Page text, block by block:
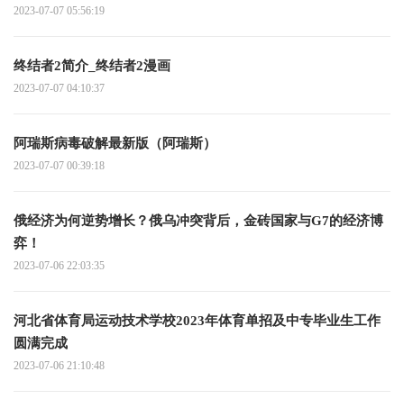
2023-07-07 05:56:19
终结者2简介_终结者2漫画
2023-07-07 04:10:37
阿瑞斯病毒破解最新版（阿瑞斯）
2023-07-07 00:39:18
俄经济为何逆势增长？俄乌冲突背后，金砖国家与G7的经济博
弈！
2023-07-06 22:03:35
河北省体育局运动技术学校2023年体育单招及中专毕业生工作
圆满完成
2023-07-06 21:10:48